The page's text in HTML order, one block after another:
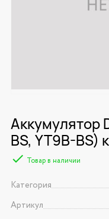
Аккумулятор
BS, YT9B-BS)
Товар в наличии
Категория
Артикул